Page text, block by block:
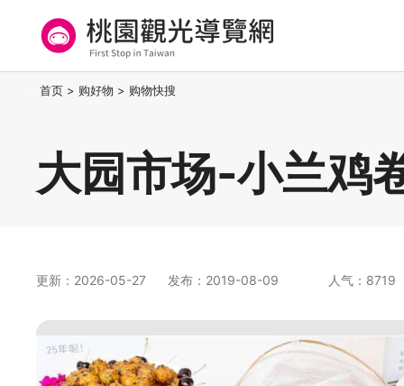
要
桃园观光导览网
首页 > 购好物 > 购物快搜
大园市场-小兰鸡
更新：2026-05-27 发布：2019-08-09 人气：8719